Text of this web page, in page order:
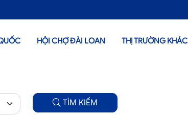
HỘI CHỢ ĐÀI LOAN THỊ TRƯỜNG KHÁC
TÌM KIẾM